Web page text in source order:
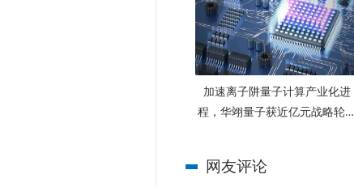
加速离子阱量子计算产业化进
程，华翊量子获近亿元战略轮融
网友评论